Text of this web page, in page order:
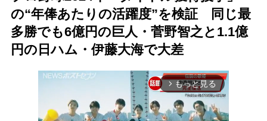
の“年俸あたりの活躍度”を検証 同じ最
多勝でも6億円の巨人・菅野智之と1.1億
円の日ハム・伊藤大海で大差
arrow_forward_ios もっと見る